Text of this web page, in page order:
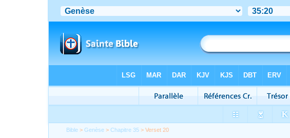
Bible >Genèse >Chapitre 35 > Verset 20